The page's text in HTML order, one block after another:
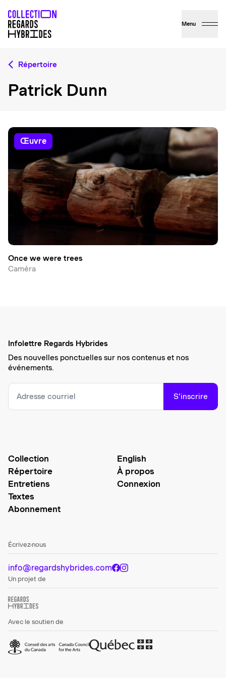
Menu
Répertoire
Patrick Dunn
œuvre
Once we were trees
Caméra
Infolettre Regards Hybrides
Des nouvelles ponctuelles sur nos contenus et nos
événements.
S’inscrire
Collection
Répertoire
Entretiens
Textes
Abonnement
English
À propos
Connexion
Écrivez-nous
info@regardshybrides.com
Un projet de
Avec le soutien de